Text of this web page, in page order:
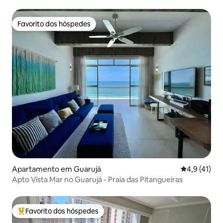
Favorito dos hóspedes
Favorito dos hóspedes
Apartamento em Guarujá
4,9 (41)
Apto Vista Mar no Guarujá - Praia das Pitangueiras
Favoritos dos hóspedes mais apreciados
Favorito dos hóspedes